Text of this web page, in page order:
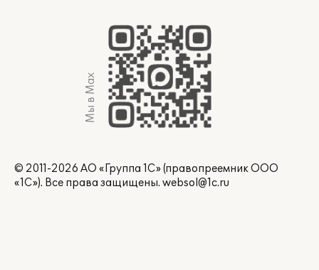
Мы в Max
© 2011-2026 АО «Группа 1С» (правопреемник ООО
«1С»). Все права защищены. websol@1c.ru